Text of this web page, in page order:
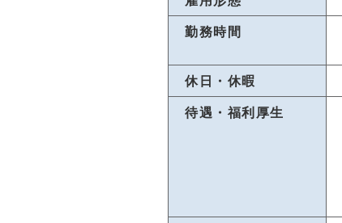
勤務時間
休日・休暇
待遇・福利厚生